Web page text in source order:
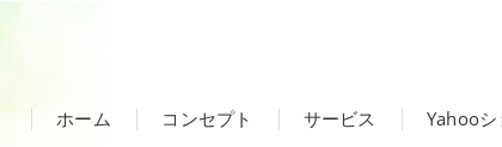
ホーム コンセプト サービス Yahoo